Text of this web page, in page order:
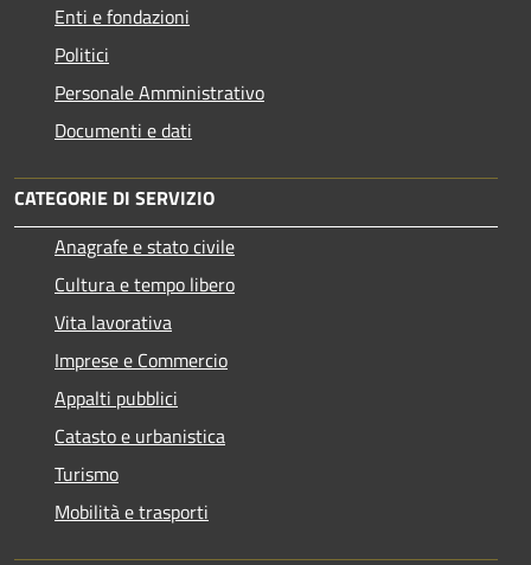
Enti e fondazioni
Politici
Personale Amministrativo
Documenti e dati
CATEGORIE DI SERVIZIO
Anagrafe e stato civile
Cultura e tempo libero
Vita lavorativa
Imprese e Commercio
Appalti pubblici
Catasto e urbanistica
Turismo
Mobilità e trasporti